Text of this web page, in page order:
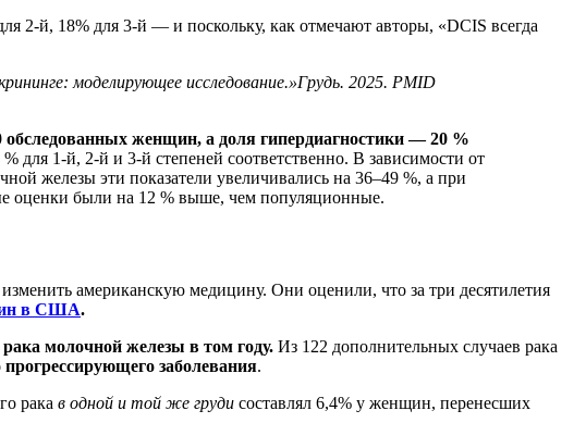
2-й, 18% для 3-й — и поскольку, как отмечают авторы, «DCIS всегда
моделирующее исследование.»Грудь. 2025. PMID
обследованных женщин, а доля гипердиагностики — 20 %
для 1-й, 2-й и 3-й степеней соответственно. В зависимости от
железы эти показатели увеличивались на 36–49 %, а при
оценки были на 12 % выше, чем популяционные.
американскую медицину. Они оценили, что за три десятилетия
в США.
молочной железы в том году. Из 122 дополнительных случаев рака
заболевания.
рака в одной и той же груди составлял 6,4% у женщин, перенесших